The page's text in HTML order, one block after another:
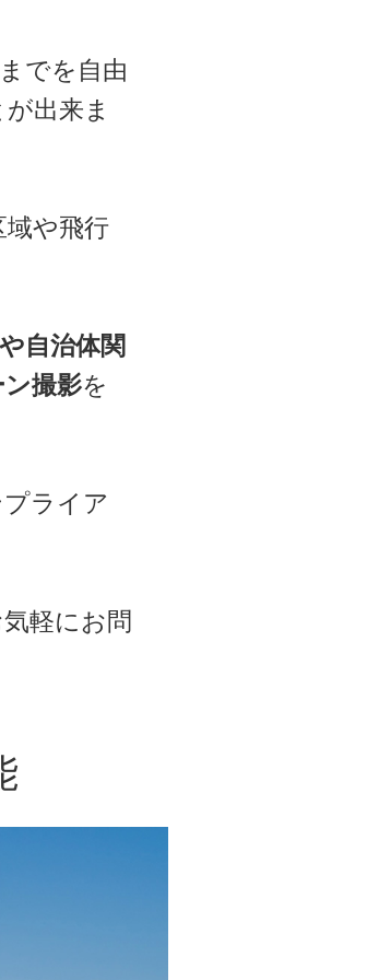
でを自由
出来ま
や飛行
自治体関
撮影を
ライア
軽にお問